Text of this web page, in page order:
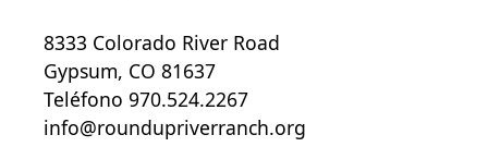
8333 Colorado River Road
Gypsum, CO 81637
Teléfono 970.524.2267
info@roundupriverranch.org